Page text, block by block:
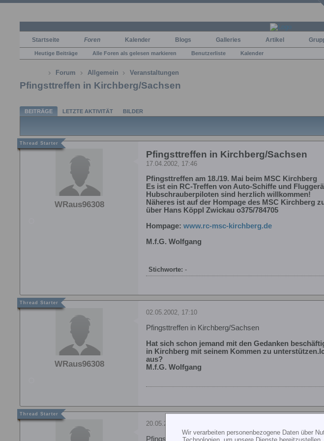
Startseite Foren Kalender Blogs Galleries Artikel
Heutige Beiträge Alle Foren als gelesen markieren Benutzerliste Kalender
Forum Allgemein Veranstaltungen
Pfingsttreffen in Kirchberg/Sachsen
BEITRÄGE LETZTE AKTIVITÄT BILDER
WRaus96308
Pfingsttreffen in Kirchberg/Sachsen
17.04.2002, 17:46
Pfingsttreffen am 18./19. Mai beim MSC Kirchberg
Es ist ein RC-Treffen von Auto-Schiffe und
Hubschrauberpiloten sind herzlich willkommen!
Näheres ist auf der Hompage des MSC Kirchberg
über Hans Köppl Zwickau o375/784705
Hompage: www.rc-msc-kirchberg.de
M.f.G. Wolfgang
Stichworte: -
WRaus96308
02.05.2002, 17:10
Pfingsttreffen in Kirchberg/Sachsen
Hat sich schon jemand mit den Gedanken
in Kirchberg mit seinem Kommen zu
aus?
M.f.G. Wolfgang
20.05.2002, 19:29
Pfingsttreffen in Kirchberg/Sachsen
Wir verarbeiten personenbezogene Daten über